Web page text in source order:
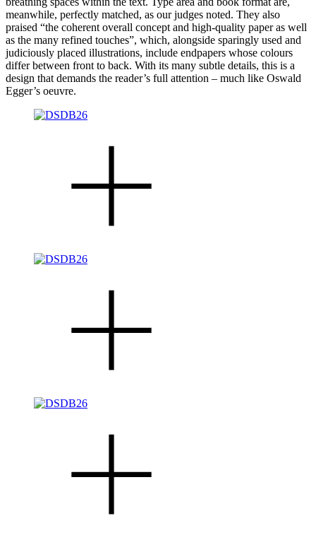
meanwhile, perfectly matched, as our judges noted. They also
praised “the coherent overall concept and high-quality paper as well
as the many refined touches”, which, alongside sparingly used and
judiciously placed illustrations, include endpapers whose colours
differ between front to back. With its many subtle details, this is a
design that demands the reader’s full attention – much like Oswald
Egger’s oeuvre.